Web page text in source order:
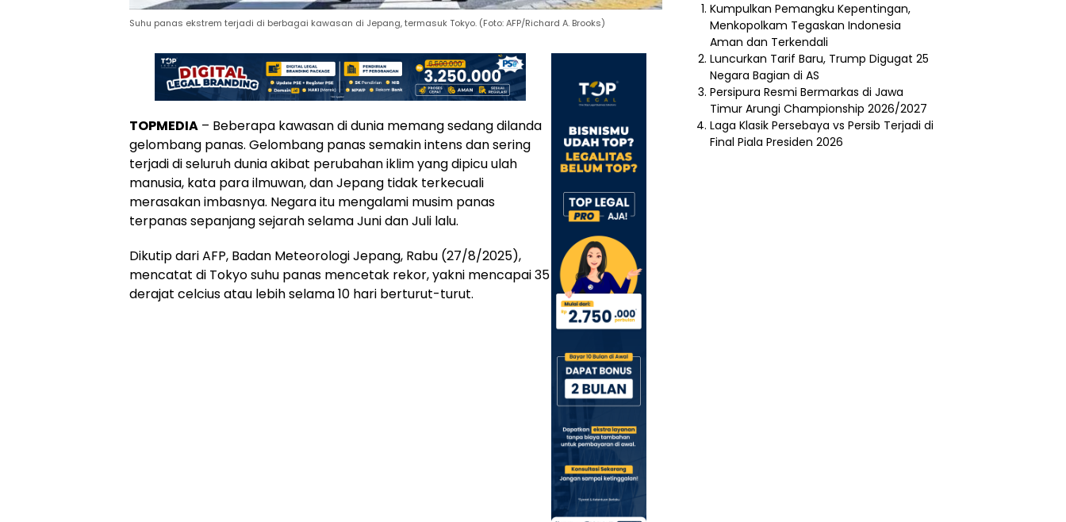
Suhu panas ekstrem terjadi di berbagai kawasan di Jepang, termasuk Tokyo. (Foto: AFP/Richard A. Brooks)
TOPMEDIA – Beberapa kawasan di dunia memang sedang dilanda
gelombang panas. Gelombang panas semakin intens dan sering
terjadi di seluruh dunia akibat perubahan iklim yang dipicu ulah
manusia, kata para ilmuwan, dan Jepang tidak terkecuali
merasakan imbasnya. Negara itu mengalami musim panas
terpanas sepanjang sejarah selama Juni dan Juli lalu.
Dikutip dari AFP, Badan Meteorologi Jepang, Rabu (27/8/2025),
mencatat di Tokyo suhu panas mencetak rekor, yakni mencapai 35
derajat celcius atau lebih selama 10 hari berturut-turut.
Kumpulkan Pemangku Kepentingan,
Menkopolkam Tegaskan Indonesia
Aman dan Terkendali
Luncurkan Tarif Baru, Trump Digugat 25
Negara Bagian di AS
Persipura Resmi Bermarkas di Jawa
Timur Arungi Championship 2026/2027
Laga Klasik Persebaya vs Persib Terjadi di
Final Piala Presiden 2026